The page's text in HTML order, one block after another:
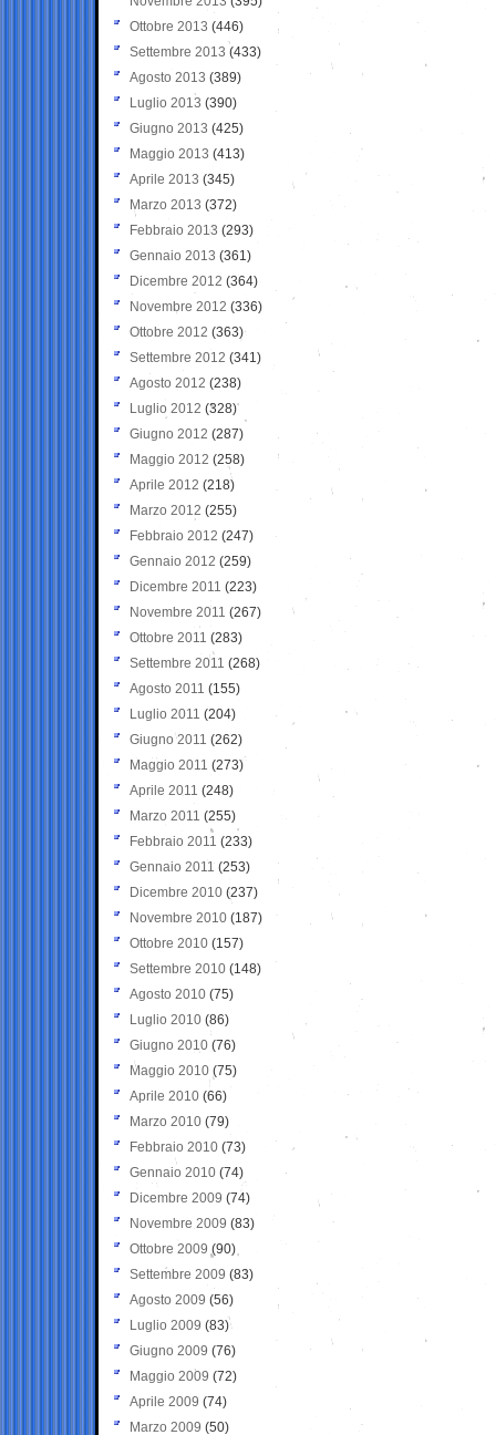
Ottobre 2013 (446)
Settembre 2013 (433)
Agosto 2013 (389)
Luglio 2013 (390)
Giugno 2013 (425)
Maggio 2013 (413)
Aprile 2013 (345)
Marzo 2013 (372)
Febbraio 2013 (293)
Gennaio 2013 (361)
Dicembre 2012 (364)
Novembre 2012 (336)
Ottobre 2012 (363)
Settembre 2012 (341)
Agosto 2012 (238)
Luglio 2012 (328)
Giugno 2012 (287)
Maggio 2012 (258)
Aprile 2012 (218)
Marzo 2012 (255)
Febbraio 2012 (247)
Gennaio 2012 (259)
Dicembre 2011 (223)
Novembre 2011 (267)
Ottobre 2011 (283)
Settembre 2011 (268)
Agosto 2011 (155)
Luglio 2011 (204)
Giugno 2011 (262)
Maggio 2011 (273)
Aprile 2011 (248)
Marzo 2011 (255)
Febbraio 2011 (233)
Gennaio 2011 (253)
Dicembre 2010 (237)
Novembre 2010 (187)
Ottobre 2010 (157)
Settembre 2010 (148)
Agosto 2010 (75)
Luglio 2010 (86)
Giugno 2010 (76)
Maggio 2010 (75)
Aprile 2010 (66)
Marzo 2010 (79)
Febbraio 2010 (73)
Gennaio 2010 (74)
Dicembre 2009 (74)
Novembre 2009 (83)
Ottobre 2009 (90)
Settembre 2009 (83)
Agosto 2009 (56)
Luglio 2009 (83)
Giugno 2009 (76)
Maggio 2009 (72)
Aprile 2009 (74)
Marzo 2009 (50)